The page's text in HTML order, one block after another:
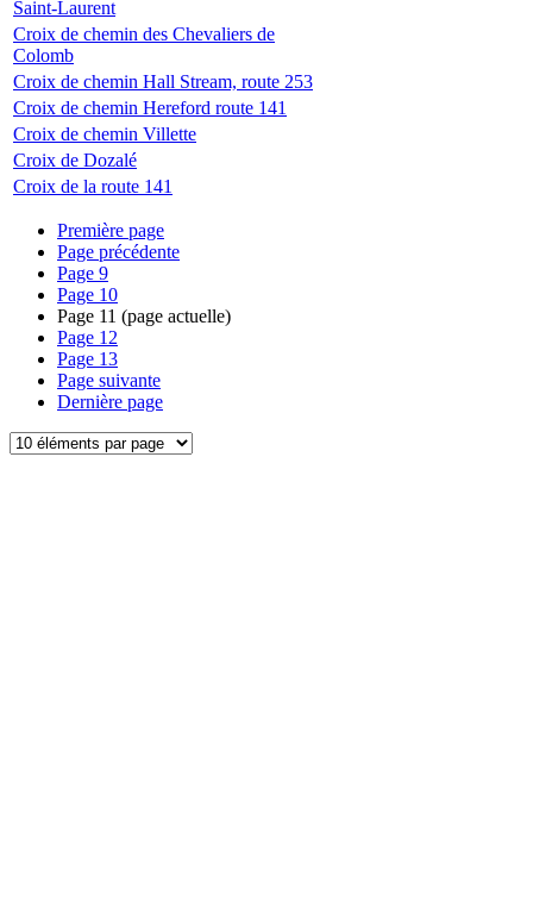
Saint-Laurent
Croix de chemin des Chevaliers de
Colomb
Croix de chemin Hall Stream, route 253
Croix de chemin Hereford route 141
Croix de chemin Villette
Croix de Dozalé
Croix de la route 141
Première page
Page précédente
Page 9
Page 10
Page 11 (page actuelle)
Page 12
Page 13
Page suivante
Dernière page